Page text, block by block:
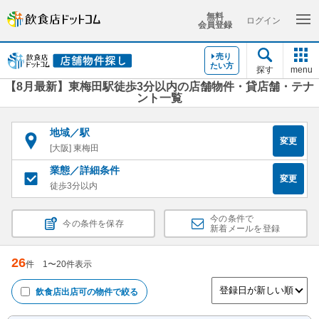
無料
会員登録
ログイン
売り
たい方
探す menu
【8月最新】東梅田駅徒歩3分以内の店舗物件・貸店舗・テナ
ント一覧
地域／駅
[大阪] 東梅田
変更
業態／詳細条件
徒歩3分以内
変更
今の条件を保存
今の条件で
新着メールを登録
26件 1〜20件表示
飲食店出店可の物件で絞る